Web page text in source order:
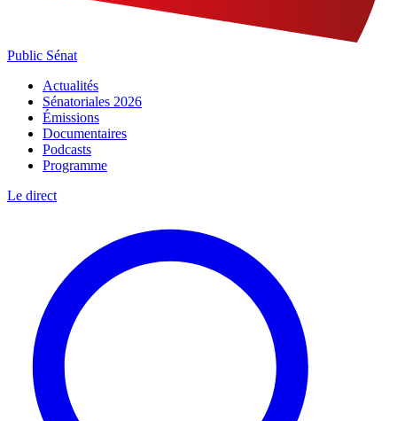
Public Sénat
Actualités
Sénatoriales 2026
Émissions
Documentaires
Podcasts
Programme
Le direct